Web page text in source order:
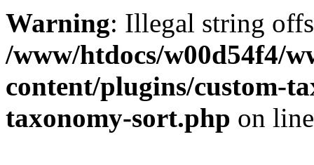
Warning: Illegal string
/www/htdocs/w00d54f4/
content/plugins/custom-
taxonomy-sort.php on